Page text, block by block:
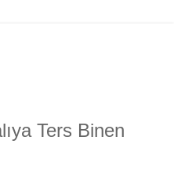
Ters Binen